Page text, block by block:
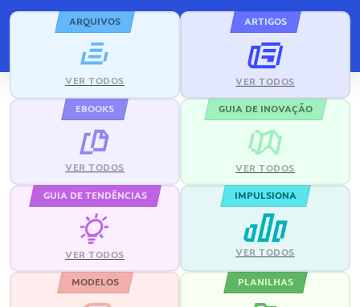
ARQUIVOS
VER TODOS
ARTIGOS
VER TODOS
EBOOKS
VER TODOS
GUIA DE INOVAÇÃO
VER TODOS
GUIA DE TENDÊNCIAS
VER TODOS
IMPULSIONA
VER TODOS
MODELOS PLANILHAS